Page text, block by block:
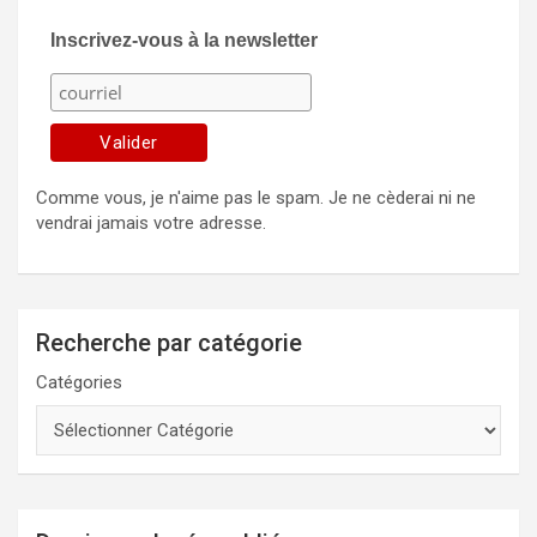
Inscrivez-vous à la newsletter
Comme vous, je n'aime pas le spam. Je ne cèderai ni ne
vendrai jamais votre adresse.
Recherche par catégorie
Catégories